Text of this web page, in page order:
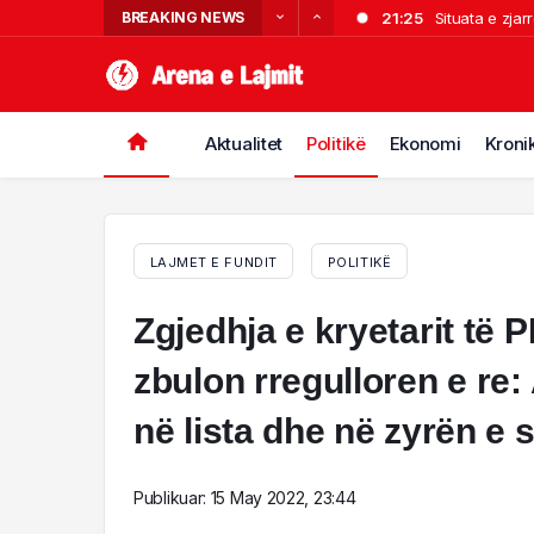
BREAKING NEWS 21:25
Situata e
Aktualitet Politikë Ekonomi
LAJMET E FUNDIT POLITIKË
Zgjedhja e kryetarit të
zbulon rregulloren e
në lista dhe në zyrën e
Publikuar: 15 May 2022, 23:44